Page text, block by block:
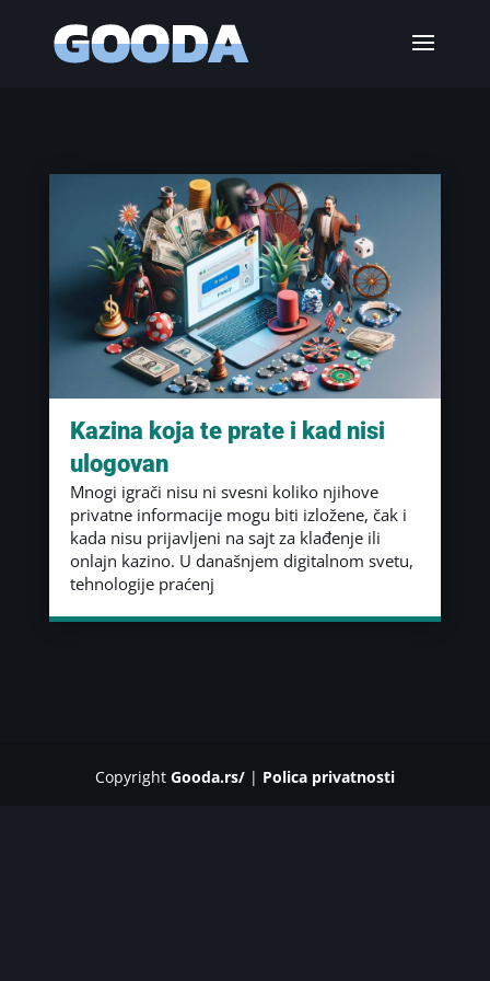
Kazina koja te prate i kad nisi
ulogovan
Mnogi igrači nisu ni svesni koliko njihove
privatne informacije mogu biti izložene, čak i
kada nisu prijavljeni na sajt za klađenje ili
onlajn kazino. U današnjem digitalnom svetu,
tehnologije praćenj
Copyright Gooda.rs/| Polica privatnosti